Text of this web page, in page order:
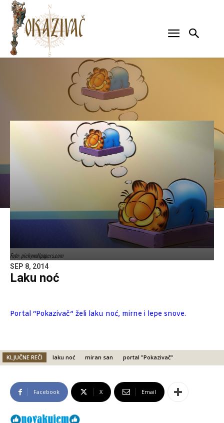
Foto: pickywallpapers.com
SEP 8, 2014
Laku noć
Portal “Pokazivač” želi laku noć, mirne i lepe snove.
KLJUČNE REČI laku noć miran san portal "Pokazivač"
Facebook X Email